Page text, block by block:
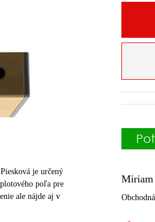
je určený
poľa pre
ale nájde aj v
Miriam